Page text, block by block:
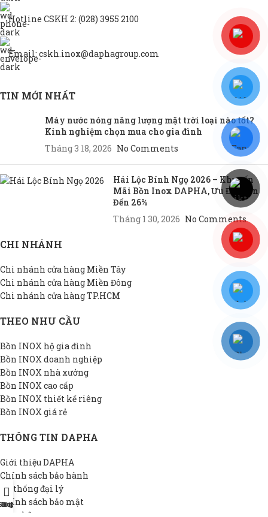
Hotline CSKH 2: (028) 3955 2100
Email: cskh.inox@daphagroup.com
TIN MỚI NHẤT
Máy nước nóng năng lượng mặt trời loại nào tốt?
Kinh nghiệm chọn mua cho gia đình
Tháng 3 18, 2026 No Comments
Hái Lộc Bính Ngọ 2026 – Khuyến
Mãi Bồn Inox DAPHA, Ưu Đãi Lên
Đến 26%
Tháng 1 30, 2026 No Comments
CHI NHÁNH
Chi nhánh cửa hàng Miền Tây
Chi nhánh cửa hàng Miền Đông
Chi nhánh cửa hàng TP.HCM
THEO NHU CẦU
Bồn INOX hộ gia đình
Bồn INOX doanh nghiệp
Bồn INOX nhà xưởng
Bồn INOX cao cấp
Bồn INOX thiết kế riêng
Bồn INOX giá rẻ
THÔNG TIN DAPHA
Giới thiệu DAPHA
Chính sách bảo hành
Hệ thống đại lý
Chính sách bảo mật
Liên hệ
Đại lý